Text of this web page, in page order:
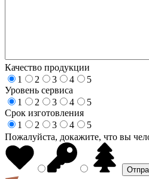
Качество продукции
1
2 3 4
5
Уровень сервиса
1
2 3 4
5
Срок изготовления
1
2 3 4
5
Пожалуйста, докажите, что вы